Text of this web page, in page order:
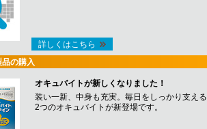
詳しくはこちら
の購入
オキュバイトが新しくなりました！
装い一新、中身も充実。毎日をしっかり支える
2つのオキュバイトが新登場です。